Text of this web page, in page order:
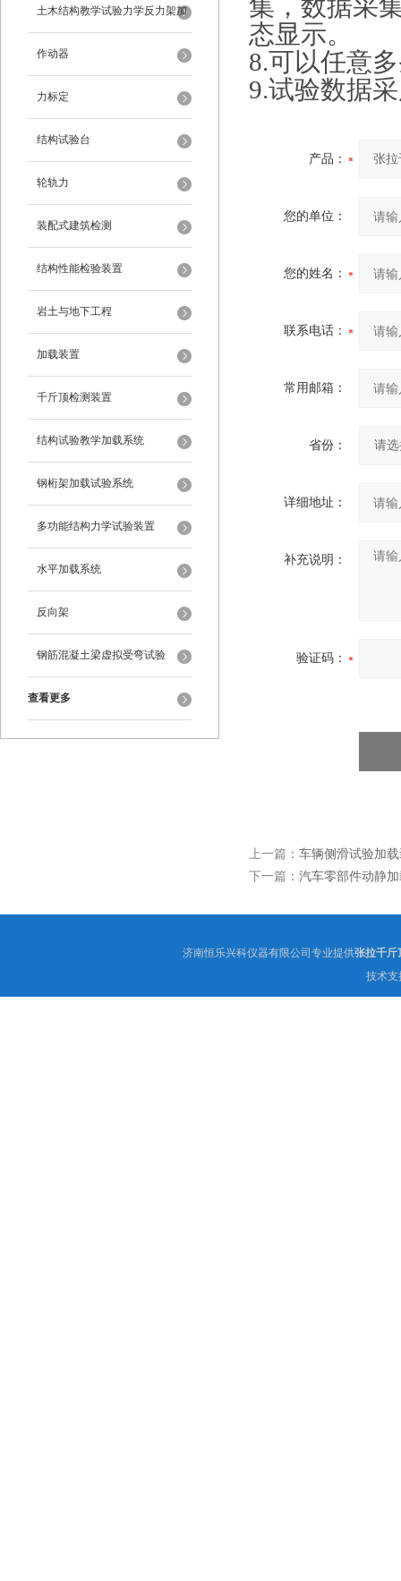
架
土木结构教学试验力学反力架加
载装置
作动器
力标定
结构试验台
轮轨力
装配式建筑检测
结构性能检验装置
岩土与地下工程
加载装置
千斤顶检测装置
结构试验教学加载系统
钢桁架加载试验系统
多功能结构力学试验装置
水平加载系统
反向架
钢筋混凝土梁虚拟受弯试验
查看更多
集，数据采
态显示。
8.可以任意
9.试验数据
产品：
您的单位：
您的姓名：
联系电话：
常用邮箱：
省份：
详细地址：
补充说明：
验证码：
上一篇： 车辆侧滑试验加
下一篇： 汽车零部件动静
济南恒乐兴科仪器有限公司专业提供张拉千斤
技术支